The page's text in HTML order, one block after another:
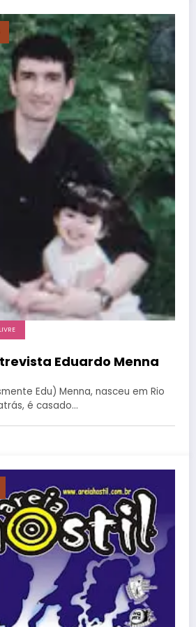
Eduardo Menna
Edu) Menna, nasceu em Rio
é casado…